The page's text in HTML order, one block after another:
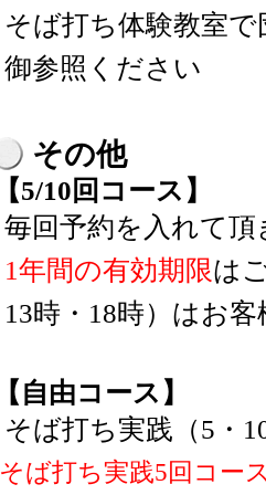
そば打ち体験教室
御参照ください
その他
【5/10回コース】
毎回予約を入れて頂
1年間の有効期限は
13時・18時）はお
【自由コース】
そば打ち実践（5・
そば打ち実践5回コー